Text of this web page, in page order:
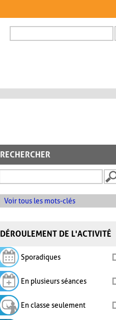
FORMULAIRE DE
RECHERCHER
Voir tous les mots-clés
DÉROULEMENT DE L'ACTIVITÉ
Sporadiques
En plusieurs séances
En classe seulement